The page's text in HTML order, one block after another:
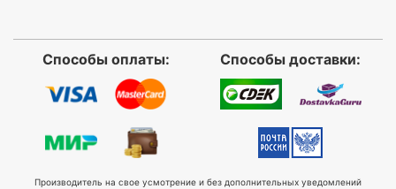
Способы оплаты: Способы доставки:
Производитель на свое усмотрение и без дополнительных уведомлений